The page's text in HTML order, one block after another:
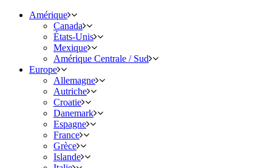
Amérique
Canada
États-Unis
Mexique
Amérique Centrale / Sud
Europe
Allemagne
Autriche
Croatie
Danemark
Espagne
France
Grèce
Islande